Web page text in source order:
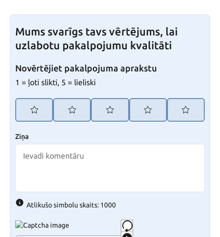
Mums svarīgs tavs vērtējums, lai
uzlabotu pakalpojumu kvalitāti
Novērtējiet pakalpojuma aprakstu
1 = ļoti slikti, 5 = lieliski
Ziņa
Atlikušo simbolu skaits: 1000